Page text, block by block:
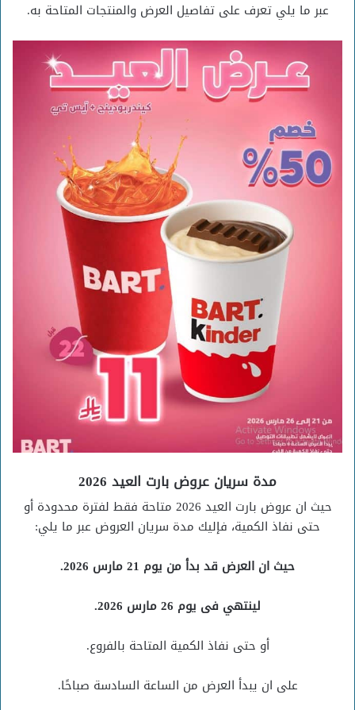
عبر ما يلي تعرف على تفاصيل العرض والمنتجات المتاحة به.
مدة سريان عروض بارت العيد 2026
حيث ان عروض بارت العيد 2026 متاحة فقط لفترة محدودة أو
حتى نفاذ الكمية، فإليك مدة سريان العروض عبر ما يلي:
حيث ان العرض قد بدأ من يوم 21 مارس 2026.
لينتهي فى يوم 26 مارس 2026.
أو حتى نفاذ الكمية المتاحة بالفروع.
على ان يبدأ العرض من الساعة السادسة صباحًا.